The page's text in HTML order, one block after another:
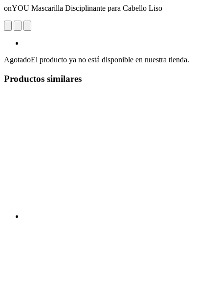
onYOU Mascarilla Disciplinante para Cabello Liso
AgotadoEl producto ya no está disponible en nuestra tienda.
Productos similares